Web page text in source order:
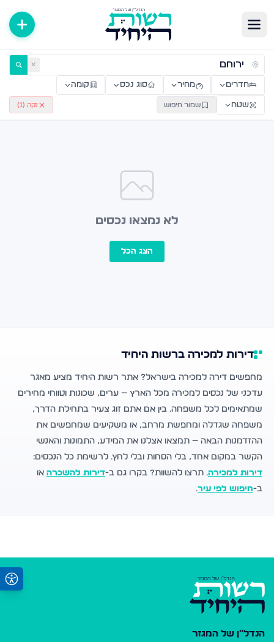
דירות למכירה ולהשכרה — רשות היחיד ✕
חדרים מחיר סוג נכס קומה
שטח שמור חיפוש נקה ( 1
)
לא נמצאו נכסים
הצג הכל
דירות למכירה ברשות היחיד
מחפשים דירה למכירה בישראל? אתר רשות היחיד מציע מאגר
עדכני של נכסים למכירה מכל הארץ — ערים, שכונות וטווחי מחירים
שמתאימים לכל משפחה. בין אם אתם זוג צעיר בתחילת הדרך,
משפחה שגדלה ומחפשת מרחב, או משקיעים שמחפשים את
ההזדמנות הבאה — תמצאו אצלנו את המידע, התמונות והאנשי
הקשר במקום אחד, בלי הסחות ובלי לחץ. לרשימת כל הנכסים:
דירות למכירה. תרצו להשוות? בקרו גם ב-דירות להשכרה או
ב-חיפוש לפי עיר.
הנדל"ן של המגזר